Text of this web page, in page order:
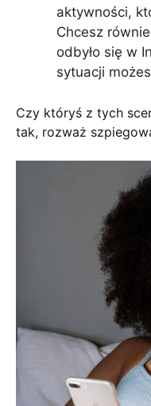
aktywności,
Chcesz
odbyło się w
sytuacji
Czy któryś z tych
tak, rozważ